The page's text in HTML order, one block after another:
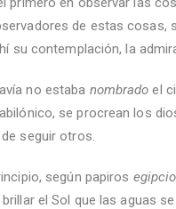
de estas cosas,
su contemplación, la
no estaba nombrado el
se procrean los
seguir otros.
según papiros
el Sol que las aguas